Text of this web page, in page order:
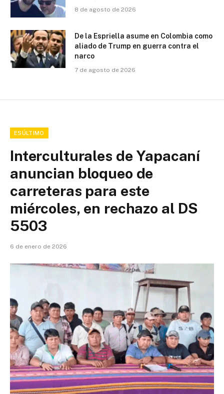
8 de agosto de 2026
De la Espriella asume en Colombia como
aliado de Trump en guerra contra el
narco
7 de agosto de 2026
ESÚLTIMO
Interculturales de Yapacaní
anuncian bloqueo de
carreteras para este
miércoles, en rechazo al DS
5503
6 de enero de 2026